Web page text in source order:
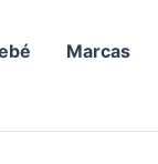
Marcas